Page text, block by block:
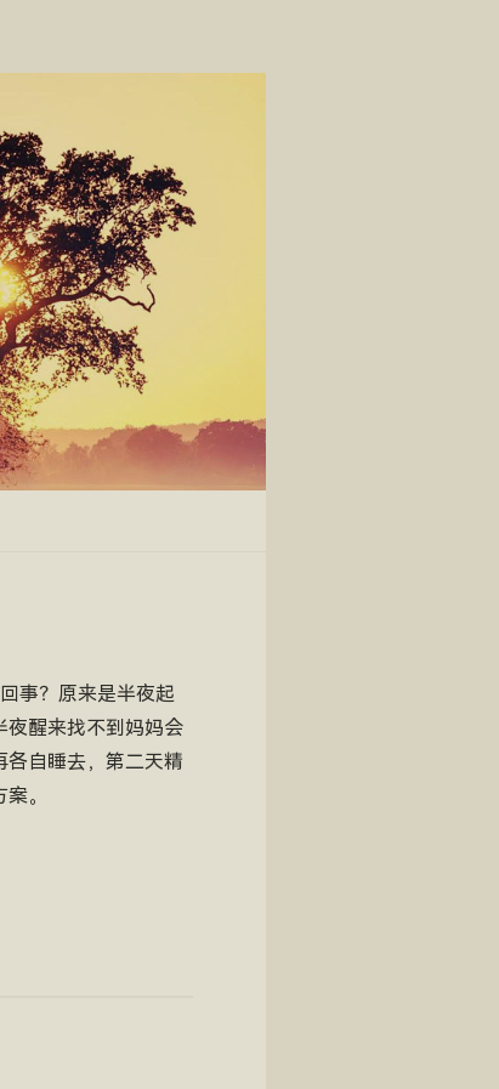
事？原来是半夜起
夜醒来找不到妈妈会
各自睡去，第二天精
。